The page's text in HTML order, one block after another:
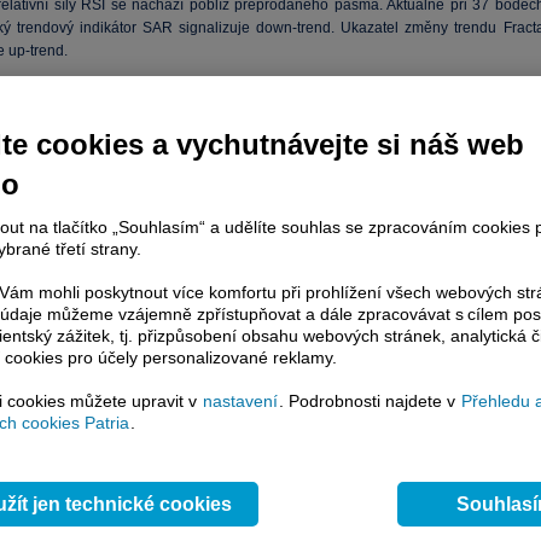
síly RSI se nachází poblíž přeprodaného pásma. Aktuálně při 37
trendový indikátor SAR signalizuje down-trend. Ukazatel změny trendu
up-trend.
: Konsolidace. Přinesou-li odpolední makrodata ze zámoří
dočasně udržet
sentimentu: Kontraindikátor SSI se nachází na úrovni 1,29, celkem
se nachází v long pozici.
technické úrovně:
cookies a vychutnávejte si náš web
na tlačítko „Souhlasím“ a udělíte souhlas se zpracováním cookies
třetí strany.
mohli poskytnout více komfortu při prohlížení všech webových
můžeme vzájemně zpřístupňovat a dále zpracovávat s cílem
zážitek, tj. přizpůsobení obsahu webových stránek, analytická
pro účely personalizované reklamy.
cookies můžete upravit v nastavení . Podrobnosti najdete v Přehledu
cookies Patria
jen technické cookies